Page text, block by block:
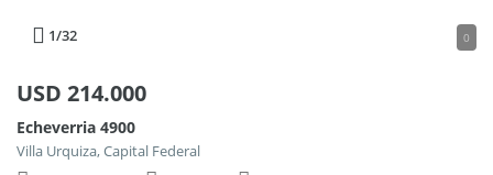
1/32 0
USD 214.000
Echeverria 4900
Villa Urquiza, Capital Federal